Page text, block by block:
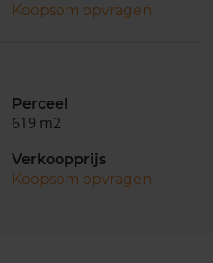
Koopsom opvragen
Perceel
619 m2
Verkoopprijs
Koopsom opvragen